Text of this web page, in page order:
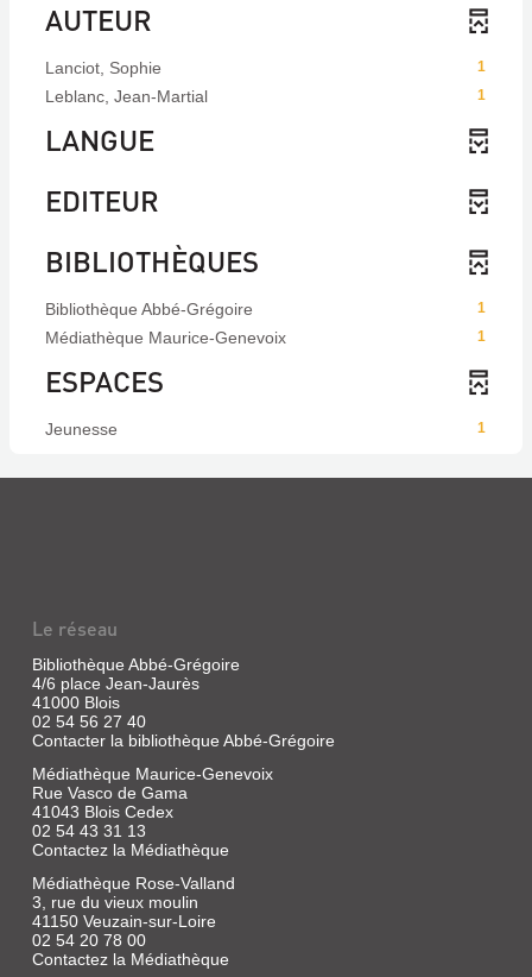
AUTEUR
1
Lanciot, Sophie
1
Leblanc, Jean-Martial
LANGUE
EDITEUR
BIBLIOTHÈQUES
1
Bibliothèque Abbé-Grégoire
1
Médiathèque Maurice-Genevoix
ESPACES
1
Jeunesse
Le réseau
Bibliothèque Abbé-Grégoire
4/6 place Jean-Jaurès
41000 Blois
02 54 56 27 40
Contacter la bibliothèque Abbé-Grégoire
Médiathèque Maurice-Genevoix
Rue Vasco de Gama
41043 Blois Cedex
02 54 43 31 13
Contactez la Médiathèque
Médiathèque Rose-Valland
3, rue du vieux moulin
41150 Veuzain-sur-Loire
02 54 20 78 00
Contactez la Médiathèque